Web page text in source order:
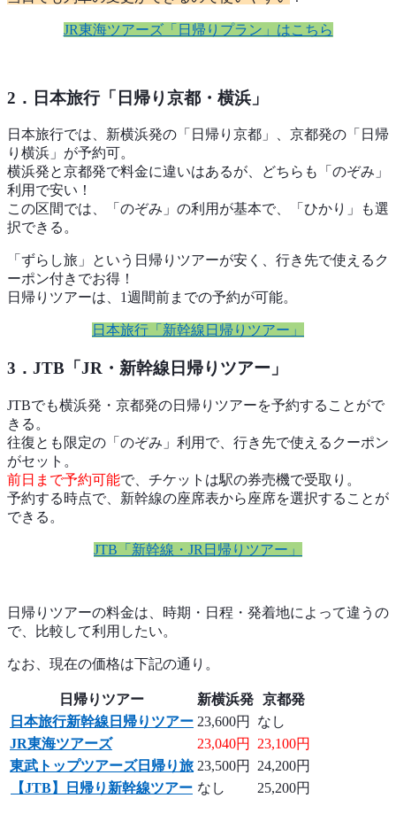
JR東海ツアーズ「日帰りプラン」はこちら
2．日本旅行「日帰り京都・横浜」
日本旅行では、新横浜発の「日帰り京都」、京都発の「日帰
り横浜」が予約可。
横浜発と京都発で料金に違いはあるが、どちらも「のぞみ」
利用で安い！
この区間では、「のぞみ」の利用が基本で、「ひかり」も選
択できる。
「ずらし旅」という日帰りツアーが安く、行き先で使えるク
ーポン付きでお得！
日帰りツアーは、1週間前までの予約が可能。
日本旅行「新幹線日帰りツアー」
3．JTB「JR・新幹線日帰りツアー」
JTBでも横浜発・京都発の日帰りツアーを予約することがで
きる。
往復とも限定の「のぞみ」利用で、行き先で使えるクーポン
がセット。
前日まで予約可能で、チケットは駅の券売機で受取り。
予約する時点で、新幹線の座席表から座席を選択することが
できる。
JTB「新幹線・JR日帰りツアー」
日帰りツアーの料金は、時期・日程・発着地によって違うの
で、比較して利用したい。
なお、現在の価格は下記の通り。
日帰りツアー 新横浜発 京都発
日本旅行新幹線日帰りツアー 23,600円
なし
JR東海ツアーズ
23,040円
23,100円
東武トップツアーズ日帰り旅 23,500円
24,200円
【JTB】日帰り新幹線ツアー なし 25,200円